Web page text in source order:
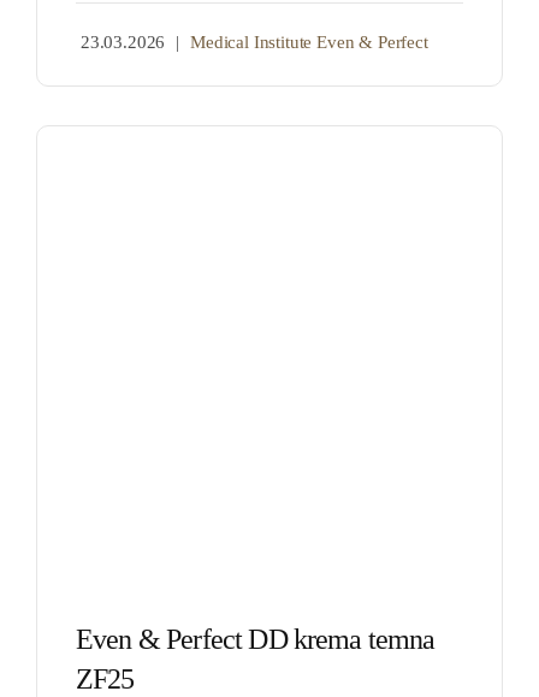
23.03.2026 | Medical Institute Even & Perfect
Even & Perfect DD krema temna
ZF25